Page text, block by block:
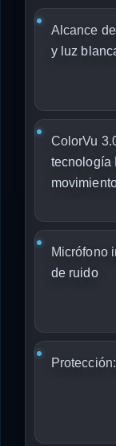
Alcance
y luz
ColorVu
tecnología
Micrófono
de ruido
Protección: